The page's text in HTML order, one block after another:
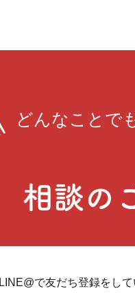
どんなことで
相談の
LINE@で友だち登録をし